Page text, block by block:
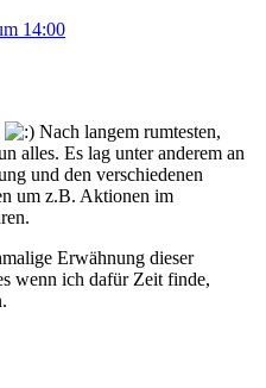
14:00
Nach langem rumtesten,
alles. Es lag unter anderem an
und den verschiedenen
um z.B. Aktionen im
Erwähnung dieser
wenn ich dafür Zeit finde,